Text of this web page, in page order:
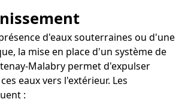
d'eaux souterraines ou d'une
la mise en place d'un système de
Malabry permet d'expulser
eaux vers l'extérieur. Les
: